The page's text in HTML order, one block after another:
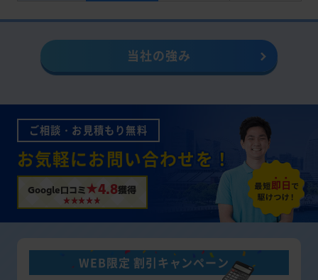
当社の強み
ご相談・お見積もり無料
お気軽にお問い合わせを！
Google口コミ ★4.8獲得
WEB限定 割引キャンペーン